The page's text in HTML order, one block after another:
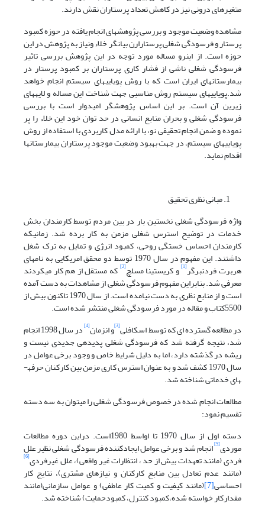
متغیرهای درونی نیز در کاهش تعداد پرستاران نقش دارند.
مشاهده وضعیت موجود و بررسی پژوهش­های انجام یافته در حوزه کمبود
پرستار و فرسودگی شغلی پرستارارن بیان­گر خلاء ونیاز به پژوهش در این
حوزه است. از این­رو مساله مورد توجه در این پژوهش بررسی تاثیر
فرسودگی شغلی ناشی از فشار کاری پرستاران بر کمبود پرستار در
بیمارستان­های ایران است که با روش پویایی­های سیستم انجام خواهد
شد.پویایی­های سیستم روش مناسبی جهت شناخت این مساله و لایه­های
زیرین آن است. بر این اساس پژوهشگر امیدوار است با بررسی
فرسودگی شغلی و بحران منابع انسانی در حد توان خود این خلاء را پر
نموده و ضمن انجام تحقیقی نو، با ارائه مدل کاربردی با استفاده از روش
پویایی­های سیستم، در جهت بهبود وضعیت موجود پرستاران بیمارستان­ها
اقدام نماید.
مبانی نظری تحقیق
واژه فرسودگی شغلی نخستین بار در بین مردم توسط کارمندان بخش
خدمات در توضیح استرس شغلی مزمن به کار برده شد. زمانی­که
کارمندان احساس خستگی روحی، کمبود انرژی و تمایل به ترک شغل
داشتند. این مفهوم در سال 1970 توسط دو محقق امریکایی به نام­های
هربرت فردنبرگر[1] و کریستینا مسلچ[2] که مستقل از هم کار می­کردند
معرفی شد. بنابراین مفهوم فرسودگی شغلی از مشاهدات به دست آمده
است و از منابع نظری به دست نیامده است. از سال 1970 تاکنون بیش از
5500کتاب و مقاله در مورد فرسودگی شغلی منتشر شده است.
در مطالعه گسترده ای که توسط اسکافلی[3] و انزمان[4] در سال 1998 انجام
شد، نتیجه گرفته شد که فرسودگی شغلی پدیده­ی جدیدی نیست و
ریشه در گذشته دارد، اما به دلیل شرایط خاص و وجود برخی عوامل در
سال 1970 کشف شد و به عنوان استرس کاری مزمن بین کارکنان حرفه­
های خدماتی شناخته شد.
مطالعات انجام شده در خصوص فرسودگی شغلی را می­توان به سه دسته
تقسیم نمود:
دسته اول از سال 1970 تا اواسط 1980است. دراین دوره مطالعات
موردی[5] انجام شد و برخی عوامل ایجادکننده فرسودگی شغلی نظیر علل
فردی (مانند تعهدات بیش از حد ، انتظارات غیر واقعی)، علل غیر­فردی[6]
(مانند عدم تعادل بین منابع کارکنان و نیازهای مشتری)، نتایج کار
احساسی[7] (مانند کیفیت و کمیت کار عاطفی) و عوامل سازمانی(مانند
مقدارکار خواسته شده،کمبود کنترل، کمبودحمایت) شناخته شد.